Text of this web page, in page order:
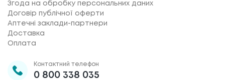
Згода на обробку персональних даних
Договір публічної оферти
Аптечні заклади-партнери
Доставка
Оплата
Контактний телефон
0 800 338 035